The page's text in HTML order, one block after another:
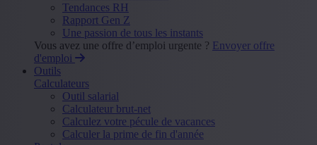
Tendances RH
Rapport Gen Z
Une passion de tous les instants
Vous avez une offre d’emploi urgente ? Envoyer offre
d'emploi
Outils
Calculateurs
Outil salarial
Calculateur brut-net
Calculez votre pécule de vacances
Calculer la prime de fin d'année